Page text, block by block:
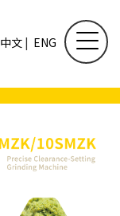
中文 | ENG